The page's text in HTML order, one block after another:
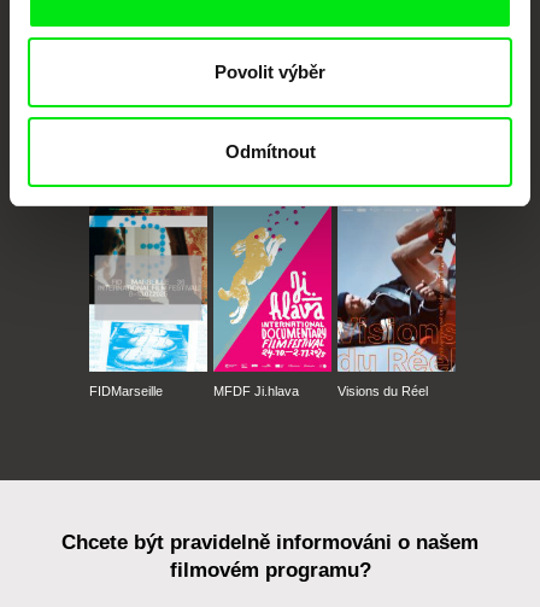
Povolit výběr
Odmítnout
Millennium Docs
Against Gravity
FIDMarseille MFDF Ji.hlava Visions du Réel
Chcete být pravidelně informováni o našem
filmovém programu?